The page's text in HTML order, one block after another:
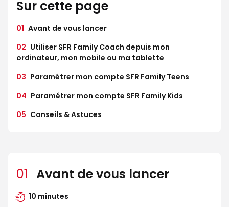
Sur cette page
01 Avant de vous lancer
02 Utiliser SFR Family Coach depuis mon
ordinateur, mon mobile ou ma tablette
03 Paramétrer mon compte SFR Family Teens
04 Paramétrer mon compte SFR Family Kids
05 Conseils & Astuces
01 Avant de vous lancer
10 minutes